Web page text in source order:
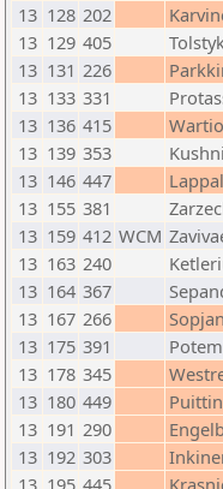
13 128 202
13 129 405
13 131 226
13 133 331
13 136 415
13 139 353
13 146 447
13 155 381
13 159 412 WCM
13 163 240
13 164 367
13 167 266
13 175 391
13 178 345
13 180 449
13 191 290
13 192 303
13 195 445